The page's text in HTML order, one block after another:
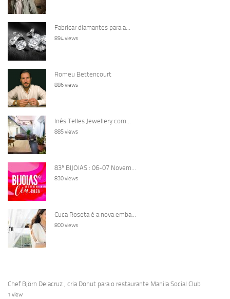
Fabricar diamantes para a...
894 views
Romeu Bettencourt
886 views
Inês Telles Jewellery com...
885 views
83ª BIJOIAS : 06-07 Novem...
830 views
Cuca Roseta é a nova emba...
800 views
Chef Björn Delacruz , cria Donut para o restaurante Manila Social Club
1 view